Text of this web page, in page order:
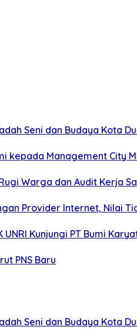
Seni dan Budaya Kota
kepada Management
Warga dan Audit Kerja
Provider Internet, Nilai
UNRI Kunjungi PT Bumi
PNS Baru
Seni dan Budaya Kota